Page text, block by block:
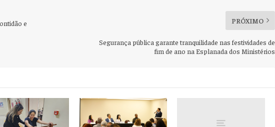
e
PRÓXIMO
Segurança pública garante tranquilidade nas festividades de
fim de ano na Esplanada dos Ministérios